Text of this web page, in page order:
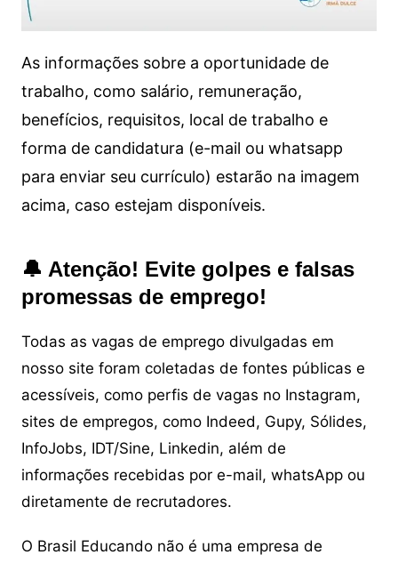
As informações sobre a oportunidade de
trabalho, como salário, remuneração,
benefícios, requisitos, local de trabalho e
forma de candidatura (e-mail ou whatsapp
para enviar seu currículo) estarão na imagem
acima, caso estejam disponíveis.
🔔 Atenção! Evite golpes e falsas
promessas de emprego!
Todas as vagas de emprego divulgadas em
nosso site foram coletadas de fontes públicas e
acessíveis, como perfis de vagas no Instagram,
sites de empregos, como Indeed, Gupy, Sólides,
InfoJobs, IDT/Sine, Linkedin, além de
informações recebidas por e-mail, whatsApp ou
diretamente de recrutadores.
O Brasil Educando não é uma empresa de